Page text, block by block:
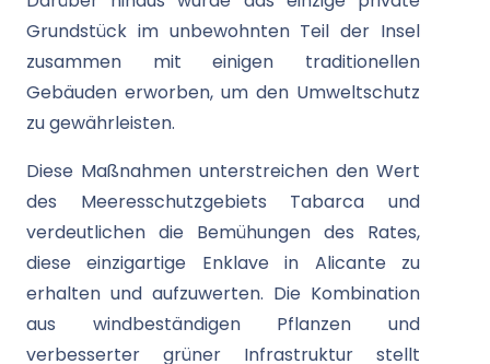
Grundstück im unbewohnten Teil der Insel
zusammen mit einigen traditionellen
Gebäuden erworben, um den Umweltschutz
zu gewährleisten.
Diese Maßnahmen unterstreichen den Wert
des Meeresschutzgebiets Tabarca und
verdeutlichen die Bemühungen des Rates,
diese einzigartige Enklave in Alicante zu
erhalten und aufzuwerten. Die Kombination
aus windbeständigen Pflanzen und
verbesserter grüner Infrastruktur stellt